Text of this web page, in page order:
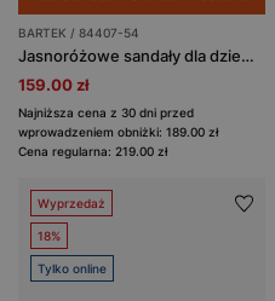
BARTEK / 84407-54
Jasnoróżowe sandały dla dziewczynki z kokardką BARTEK 84407-54
159.00 zł
Najniższa cena z 30 dni przed
wprowadzeniem obniżki: 189.00 zł
Cena regularna: 219.00 zł
Wyprzedaż
18%
Tylko online